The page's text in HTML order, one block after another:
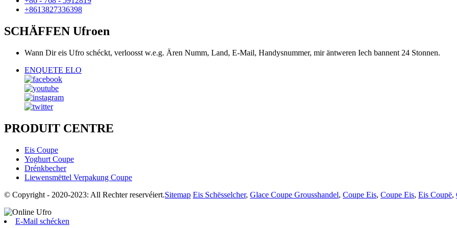
+8613827336398
SCHÄFFEN Ufroen
Wann Dir eis Ufro schéckt, verloosst w.e.g. Ären Numm, Land, E-Mail, Handysnummer, mir äntweren Iech bannent 24 Stonnen.
ENQUETE ELO
PRODUIT CENTRE
Eis Coupe
Yoghurt Coupe
Drénkbecher
Liewensmëttel Verpakung Coupe
© Copyright - 2020-2023: All Rechter reservéiert.Sitemap Eis Schësselcher, Glace Coupe Grousshandel, Coupe Eis, Coupe Eis, Eis Coupë,
E-Mail schécken